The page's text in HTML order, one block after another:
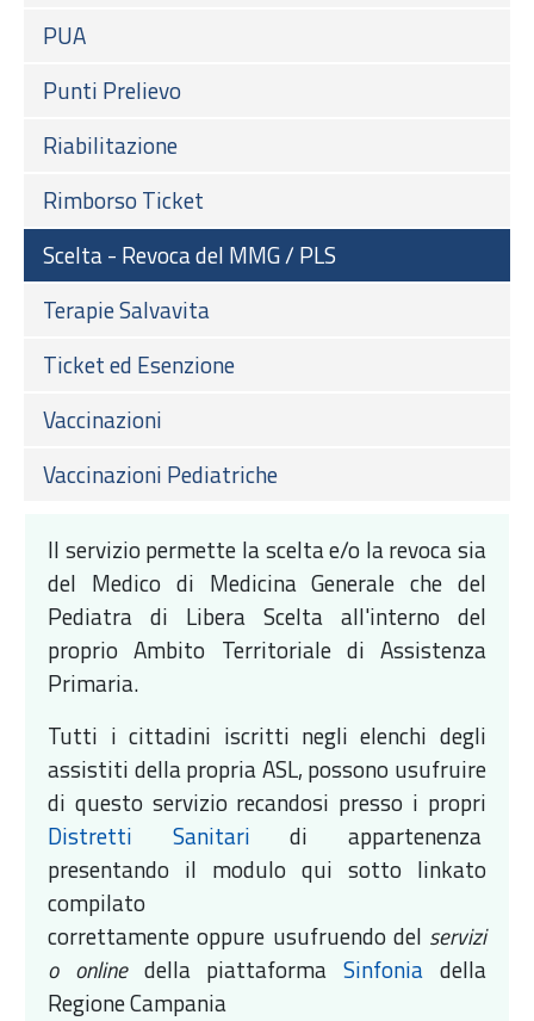
PUA
Punti Prelievo
Riabilitazione
Rimborso Ticket
Scelta - Revoca del MMG / PLS
Terapie Salvavita
Ticket ed Esenzione
Vaccinazioni
Vaccinazioni Pediatriche
Il servizio permette la scelta e/o la revoca sia
del Medico di Medicina Generale che del
Pediatra di Libera Scelta all'interno del
proprio Ambito Territoriale di Assistenza
Primaria.
Tutti i cittadini iscritti negli elenchi degli
assistiti della propria ASL, possono usufruire
di questo servizio recandosi presso i propri
Distretti Sanitari di appartenenza
presentando il modulo qui sotto linkato
compilato
correttamente oppure usufruendo del servizi
o onlinedella piattaformaSinfonia della
Regione Campania